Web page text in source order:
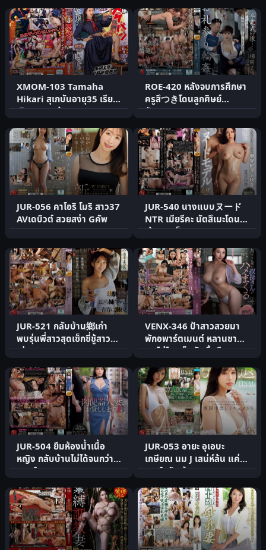
XMOM-103 Tamaha
Hikari สุเกบันอายุ35 เรียก
เงินจากลูกน้อง
ROE-420 หลังจบการศึกษา
ครูสึつきโดนลูกศิษย์
อันธพาลรุม
JUR-056 คาโอริ โมริ สาว37
AVเดบิวต์ สวยสง่า Gคัพ
JUR-540 นางแบบヌード
NTR เมียรีคะ นัตสึเมะโดน
เจ้านายเย็ด
JUR-521 กลับบ้าน鄉เก่า
พบรุ่นพี่สาวสุดเซ็กซี่ชู้สาว
เก่า
VENX-346 ป้าสาวสวยมา
พักอพาร์ตเมนต์ หลานชาย
ทนไม่ไหวเย็ดกันทั้งคืน
JUR-504 ยืมห้องน้ำเนื้อ
หญิง กลับบ้านไม่ได้จนกว่าจะ
แตกใน
JUR-053 อายะ อุเอบะ
เกษียณ นม J เสน่ห์ล้น แค่
หายใจยังเย้ายวน